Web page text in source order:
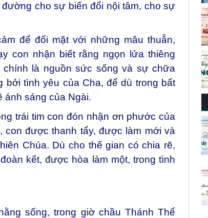
cho sự biến đổi nội tâm, cho sự
để đối mặt với những mâu thuẫn,
con nhận biết rằng ngọn lửa thiêng
là nguồn sức sống và sự chữa
bởi tình yêu của Cha, để dù trong bất
ánh sáng của Ngài.
trái tim con đón nhận ơn phước của
con được thanh tẩy, được làm mới và
Chúa. Dù cho thế gian có chia rẽ,
kết, được hòa làm một, trong tình
sống, trong giờ chầu Thánh Thể